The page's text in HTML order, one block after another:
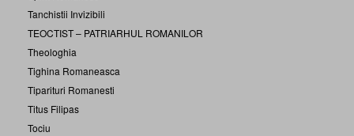
Tanchistii Invizibili
TEOCTIST – PATRIARHUL ROMANILOR
Theologhia
Tighina Romaneasca
Tiparituri Romanesti
Titus Filipas
Tociu